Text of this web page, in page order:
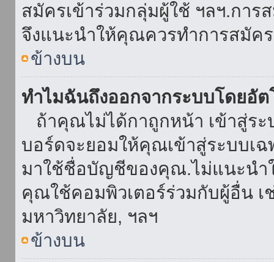
สมัครเข้าร่วมกลุ่มผู้ใช้ ฯลฯ.การ
จึงแนะนำให้คุณควรทำการสมัค
ข้างบน
ทำไมฉันถึงออกจากระบบโดยอั
ถ้าคุณไม่ได้กาถูกหน้า เข้าสู่ร
บอร์ดจะยอมให้คุณเข้าสู่ระบบเ
มาใช้ชื่อบัญชีของคุณ.ไม่แนะนำ
คุณใช้คอมพิวเตอร์ร่วมกับผู้อื่น เ
มหาวิทยาลัย, ฯลฯ
ข้างบน